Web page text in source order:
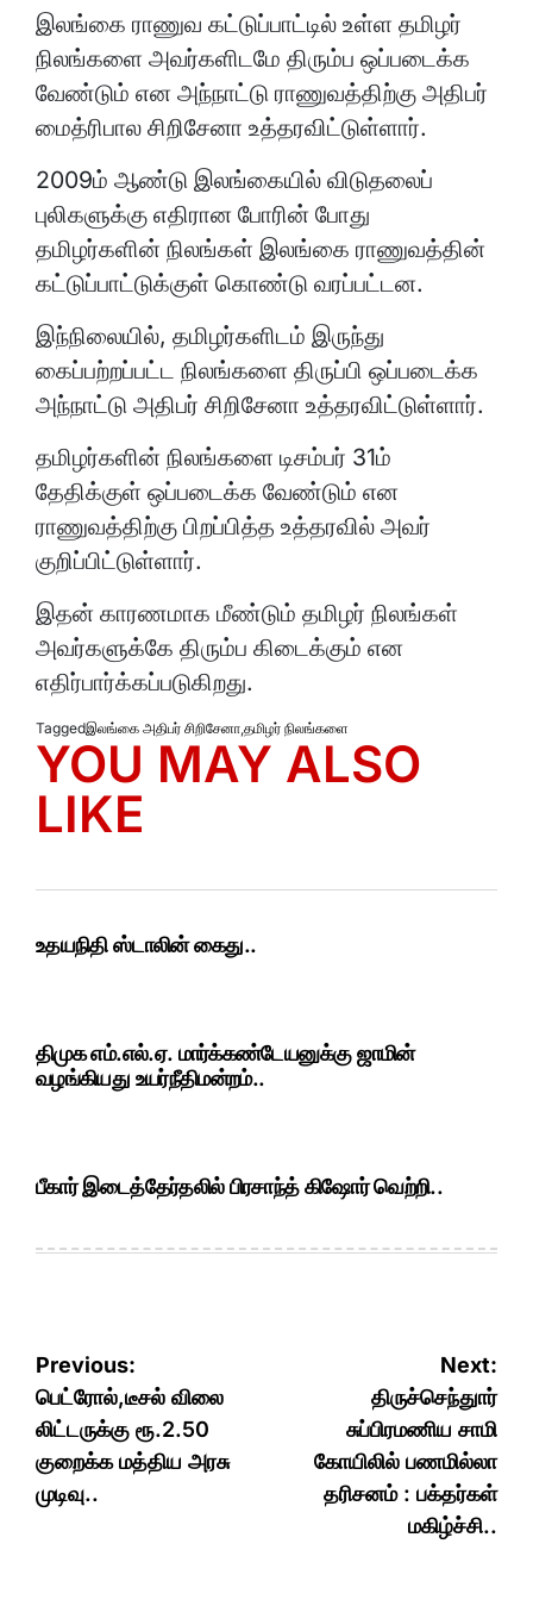
இலங்கை ராணுவ கட்டுப்பாட்டில் உள்ள தமிழர்
நிலங்களை அவர்களிடமே திரும்ப ஒப்படைக்க
வேண்டும் என அந்நாட்டு ராணுவத்திற்கு அதிபர்
மைத்ரிபால சிறிசேனா உத்தரவிட்டுள்ளார்.
2009ம் ஆண்டு இலங்கையில் விடுதலைப்
புலிகளுக்கு எதிரான போரின் போது
தமிழர்களின் நிலங்கள் இலங்கை ராணுவத்தின்
கட்டுப்பாட்டுக்குள் கொண்டு வரப்பட்டன.
இந்நிலையில், தமிழர்களிடம் இருந்து
கைப்பற்றப்பட்ட நிலங்களை திருப்பி ஒப்படைக்க
அந்நாட்டு அதிபர் சிறிசேனா உத்தரவிட்டுள்ளார்.
தமிழர்களின் நிலங்களை டிசம்பர் 31ம்
தேதிக்குள் ஒப்படைக்க வேண்டும் என
ராணுவத்திற்கு பிறப்பித்த உத்தரவில் அவர்
குறிப்பிட்டுள்ளார்.
இதன் காரணமாக மீண்டும் தமிழர் நிலங்கள்
அவர்களுக்கே திரும்ப கிடைக்கும் என
எதிர்பார்க்கப்படுகிறது.
Taggedஇலங்கை அதிபர் சிறிசேனா,தமிழர் நிலங்களை
YOU MAY ALSO
LIKE
உதயநிதி ஸ்டாலின் கைது..
திமுக எம்.எல்.ஏ. மார்க்கண்டேயனுக்கு ஜாமின்
வழங்கியது உயர்நீதிமன்றம்..
பீகார் இடைத்தேர்தலில் பிரசாந்த் கிஷோர் வெற்றி..
Post
navigation
Previous:
பெட்ரோல்,டீசல் விலை
லிட்டருக்கு ரூ.2.50
குறைக்க மத்திய அரசு
முடிவு..
Next:
திருச்செந்துார்
சுப்பிரமணிய சாமி
கோயிலில் பணமில்லா
தரிசனம் : பக்தர்கள்
மகிழ்ச்சி..